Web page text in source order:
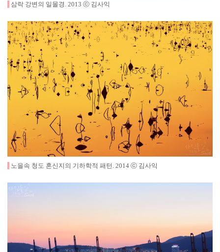
삼락 강변의 일몰경 . 2013 ⓒ 김사익
노을속 청도 혼신지의 기하학적 패턴 . 2014 ⓒ 김사익